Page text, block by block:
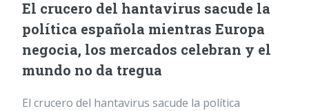
El crucero del hantavirus sacude la
política española mientras Europa
negocia, los mercados celebran y el
mundo no da tregua
El crucero del hantavirus sacude la política